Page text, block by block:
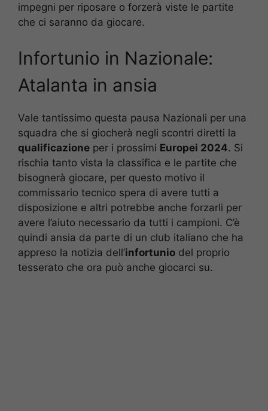
impegni per riposare o forzerà viste le partite
che ci saranno da giocare.
Infortunio in Nazionale:
Atalanta in ansia
Vale tantissimo questa pausa Nazionali per una
squadra che si giocherà negli scontri diretti la
qualificazione per i prossimi Europei 2024. Si
rischia tanto vista la classifica e le partite che
bisognerà giocare, per questo motivo il
commissario tecnico spera di avere tutti a
disposizione e altri potrebbe anche forzarli per
avere l’aiuto necessario da tutti i campioni. C’è
quindi ansia da parte di un club italiano che ha
appreso la notizia dell’infortunio del proprio
tesserato che ora può anche giocarci su.